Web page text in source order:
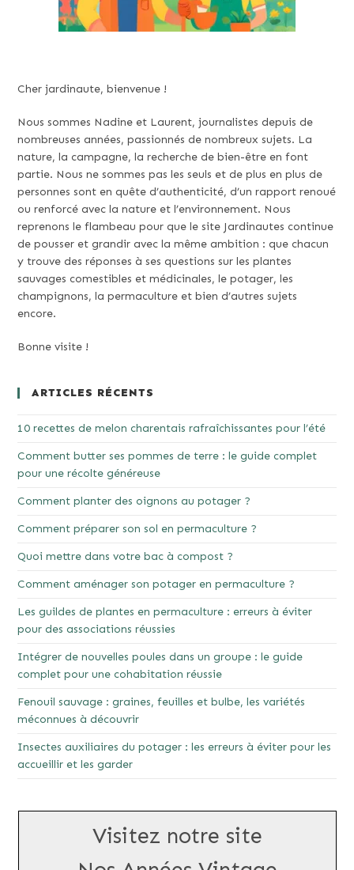
Cher jardinaute, bienvenue !
Nous sommes Nadine et Laurent, journalistes depuis de
nombreuses années, passionnés de nombreux sujets. La
nature, la campagne, la recherche de bien-être en font
partie. Nous ne sommes pas les seuls et de plus en plus de
personnes sont en quête d’authenticité, d’un rapport renoué
ou renforcé avec la nature et l’environnement. Nous
reprenons le flambeau pour que le site Jardinautes continue
de pousser et grandir avec la même ambition : que chacun
y trouve des réponses à ses questions sur les plantes
sauvages comestibles et médicinales, le potager, les
champignons, la permaculture et bien d’autres sujets
encore.
Bonne visite !
ARTICLES RÉCENTS
10 recettes de melon charentais rafraîchissantes pour l’été
Comment butter ses pommes de terre : le guide complet
pour une récolte généreuse
Comment planter des oignons au potager ?
Comment préparer son sol en permaculture ?
Quoi mettre dans votre bac à compost ?
Comment aménager son potager en permaculture ?
Les guildes de plantes en permaculture : erreurs à éviter
pour des associations réussies
Intégrer de nouvelles poules dans un groupe : le guide
complet pour une cohabitation réussie
Fenouil sauvage : graines, feuilles et bulbe, les variétés
méconnues à découvrir
Insectes auxiliaires du potager : les erreurs à éviter pour les
accueillir et les garder
Visitez notre site